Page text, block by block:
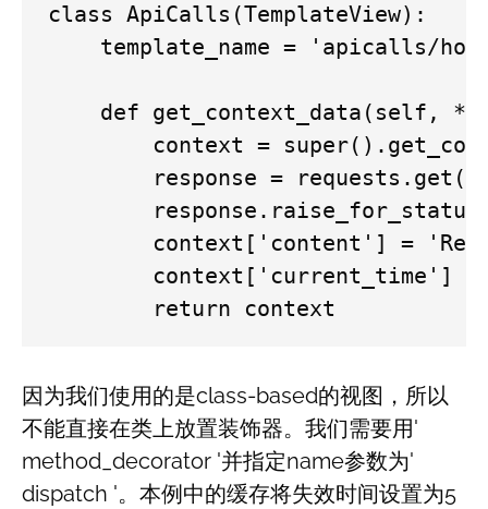
class ApiCalls(TemplateView):
template_name = 'apicalls/
def get_context_data(self,
context =
response =
context['content'] =
context['current_time']
        return context
因为我们使用的是class-based的视图，所以
不能直接在类上放置装饰器。我们需要用'
method_decorator '并指定name参数为'
dispatch '。本例中的缓存将失效时间设置为5